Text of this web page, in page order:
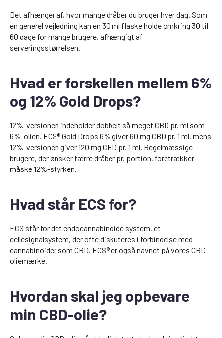
Det afhænger af, hvor mange dråber du bruger hver dag. Som
en generel vejledning kan en 30 ml flaske holde omkring 30 til
60 dage for mange brugere, afhængigt af
serveringsstørrelsen.
Hvad er forskellen mellem 6%
og 12% Gold Drops?
12%-versionen indeholder dobbelt så meget CBD pr. ml som
6%-olien. ECS® Gold Drops 6% giver 60 mg CBD pr. 1 ml, mens
12%-versionen giver 120 mg CBD pr. 1 ml. Regelmæssige
brugere, der ønsker færre dråber pr. portion, foretrækker
måske 12%-styrken.
Hvad står ECS for?
ECS står for det endocannabinoide system, et
cellesignalsystem, der ofte diskuteres i forbindelse med
cannabinoider som CBD. ECS® er også navnet på vores CBD-
oliemærke.
Hvordan skal jeg opbevare
min CBD-olie?